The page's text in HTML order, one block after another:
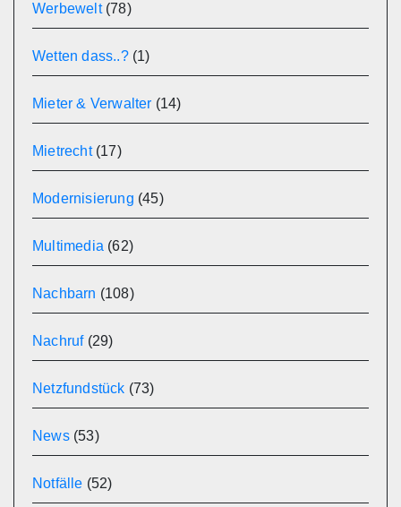
Werbewelt(78)
Wetten dass..?(1)
Mieter & Verwalter (14)
Mietrecht(17)
Modernisierung (45)
Multimedia (62)
Nachbarn (108)
Nachruf(29)
Netzfundstück (73)
News(53)
Notfälle (52)